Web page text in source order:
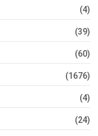
(4)
(39)
(60)
(1676)
(4)
(24)